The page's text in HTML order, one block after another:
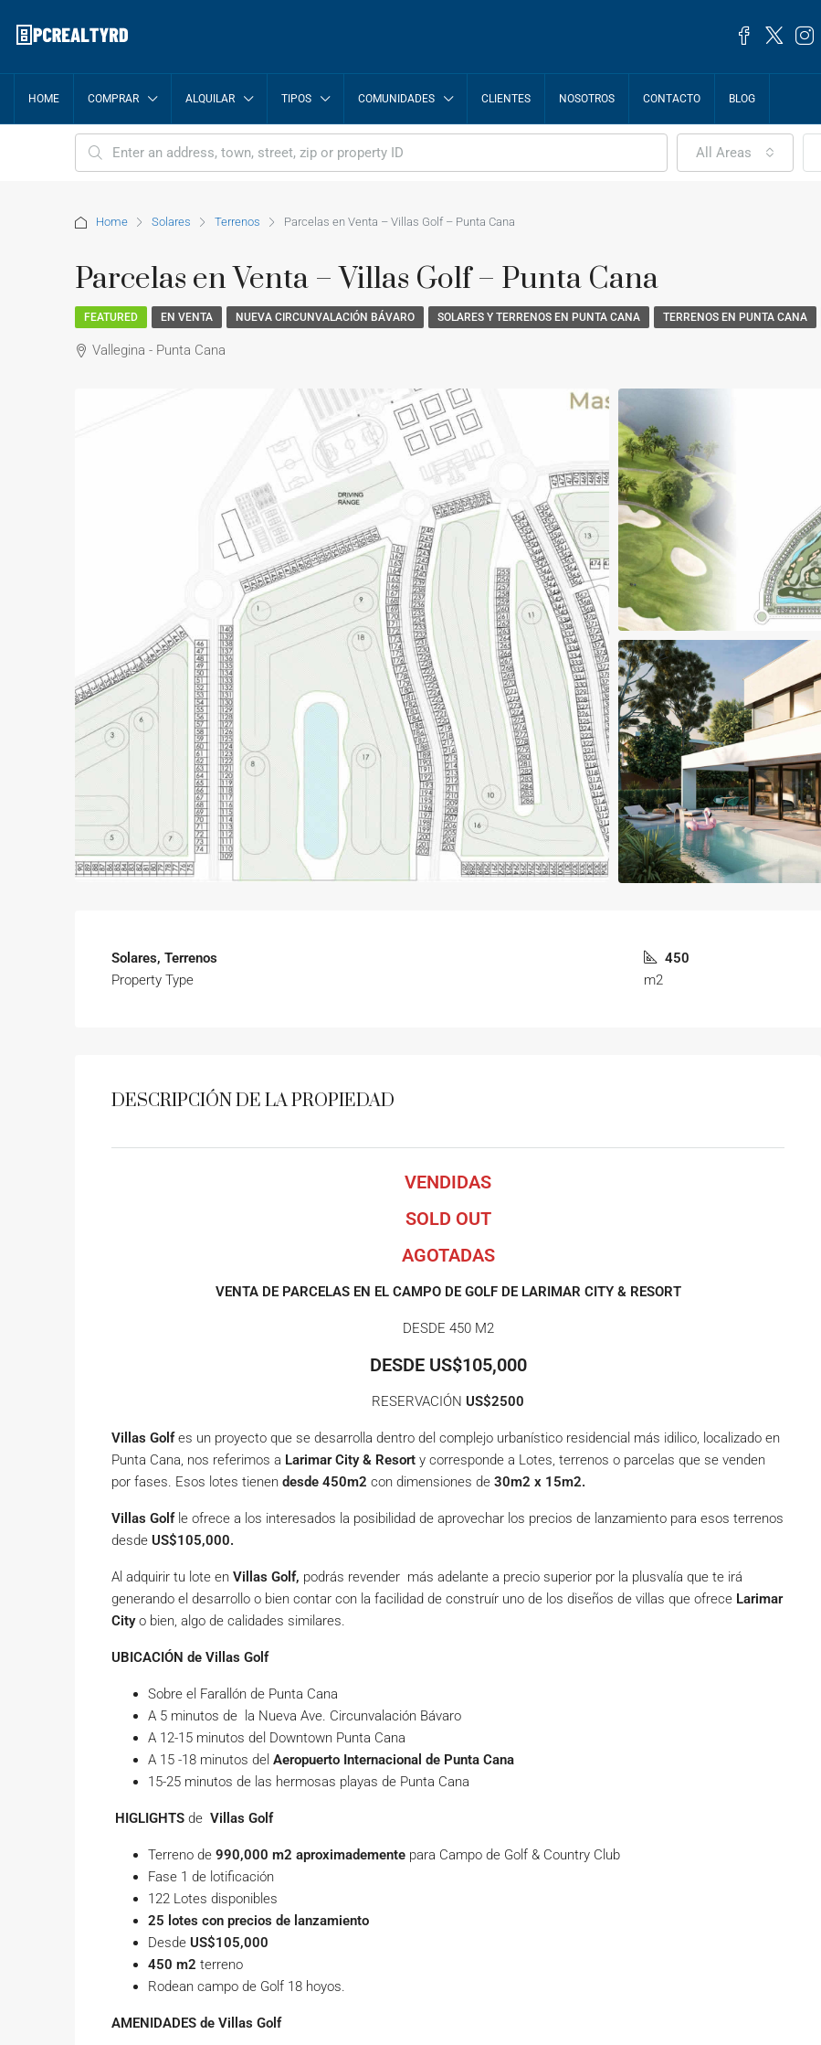
HOME COMPRAR ALQUILAR TIPOS COMUNIDADES CLIENTES NOSOTROS CONTACTO BLOG
All Areas
Home Solares Terrenos Parcelas en Venta – Villas Golf – Punta Cana
Parcelas en Venta – Villas Golf – Punta Cana
FEATURED EN VENTA NUEVA CIRCUNVALACIÓN BÁVARO SOLARES Y TERRENOS EN PUNTA CANA TERRENOS EN PUNTA CANA
Vallegina - Punta Cana
Solares, Terrenos
Property Type
450
m2
DESCRIPCIÓN DE LA PROPIEDAD
VENDIDAS
SOLD OUT
AGOTADAS
VENTA DE PARCELAS EN EL CAMPO DE GOLF DE LARIMAR CITY & RESORT
DESDE 450 M2
DESDE US$105,000
RESERVACIÓN US$2500
Villas Golfes un proyecto que se desarrolla dentro del complejo urbanístico residencial más idilico, localizado en
Punta Cana, nos referimos a Larimar City & Resort y corresponde a Lotes, terrenos o parcelas que se venden
por fases. Esos lotes tienen desde 450m2 con dimensiones de 30m2 x 15m2.
Villas Golfle ofrece a los interesados la posibilidad de aprovechar los precios de lanzamiento para esos terrenos
desde US$105,000.
Al adquirir tu lote en Villas Golf, podrás revender más adelante a precio superior por la plusvalía que te irá
generando el desarrollo o bien contar con la facilidad de construír uno de los diseños de villas que ofrece Larimar
Cityo bien, algo de calidades similares.
UBICACIÓN de Villas Golf
Sobre el Farallón de Punta Cana
A 5 minutos de la Nueva Ave. Circunvalación Bávaro
A 12-15 minutos del Downtown Punta Cana
A 15 -18 minutos del Aeropuerto Internacional de Punta Cana
15-25 minutos de las hermosas playas de Punta Cana
HIGLIGHTS de Villas Golf
Terreno de 990,000 m2 aproximademente para Campo de Golf & Country Club
Fase 1 de lotificación
122 Lotes disponibles
25 lotes con precios de lanzamiento
Desde US$105,000
450 m2 terreno
Rodean campo de Golf 18 hoyos.
AMENIDADES de Villas Golf